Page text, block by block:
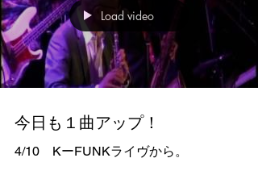
Load video
今日も１曲アップ！